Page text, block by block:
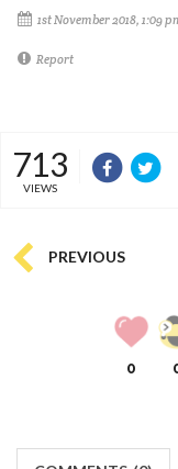
1st November 2018, 1:09
Report
713
VIEWS
PREVIOUS
0